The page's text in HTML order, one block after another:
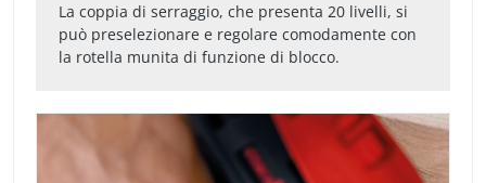
La coppia di serraggio, che presenta 20 livelli, si
può preselezionare e regolare comodamente con
la rotella munita di funzione di blocco.